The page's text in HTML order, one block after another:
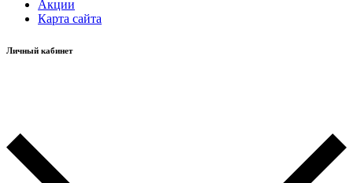
Акции
Карта сайта
Личный кабинет